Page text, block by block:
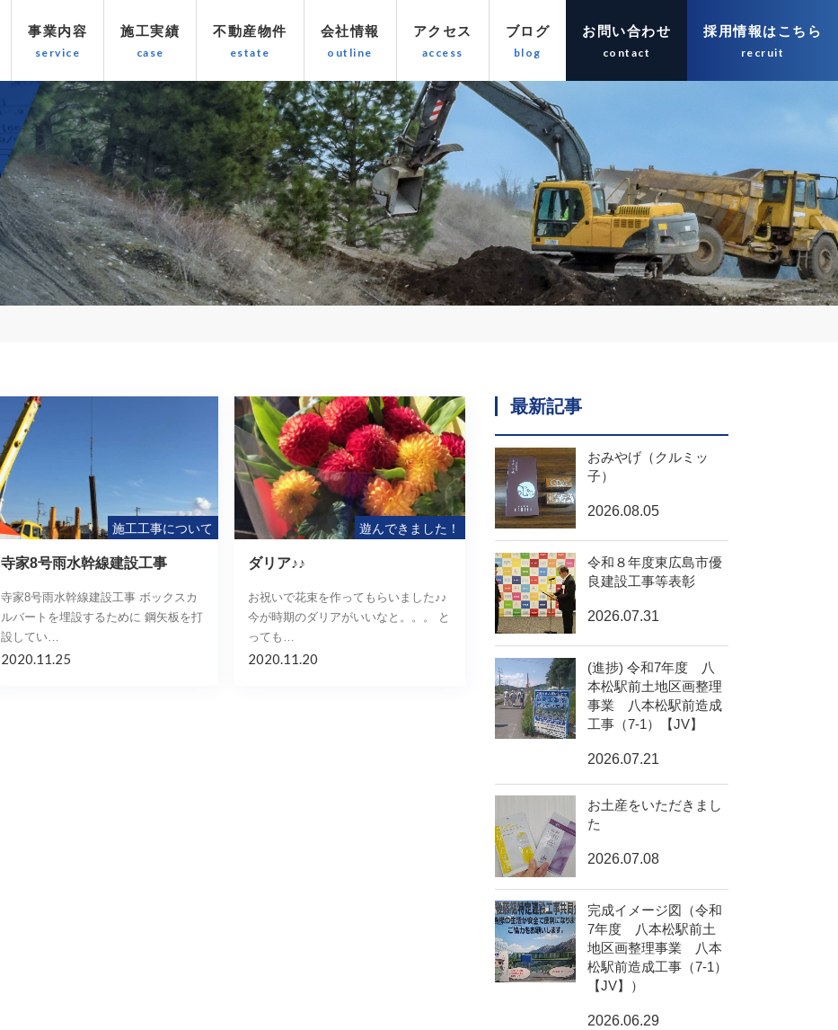
事業内容 施工実績 不動産物件 会社情報 アクセス ブログ お問い合わせ 採用情報はこちら
施工工事について
寺家8号雨水幹線建設工事
寺家8号雨水幹線建設工事 ボックスカ
ルバートを埋設するために 鋼矢板を打
設してい…
2020.11.25
遊んできました！
ダリア♪♪
お祝いで花束を作ってもらいました♪♪
今が時期のダリアがいいなと。。。 と
っても…
2020.11.20
最新記事
おみやげ（クルミッ
子）
2026.08.05
令和８年度東広島市優
良建設工事等表彰
2026.07.31
(進捗) 令和7年度 八
本松駅前土地区画整理
事業 八本松駅前造成
工事（7-1）【JV】
2026.07.21
お土産をいただきまし
た
2026.07.08
完成イメージ図（令和
7年度 八本松駅前土
地区画整理事業 八本
松駅前造成工事（7-1）
【JV】）
2026.06.29